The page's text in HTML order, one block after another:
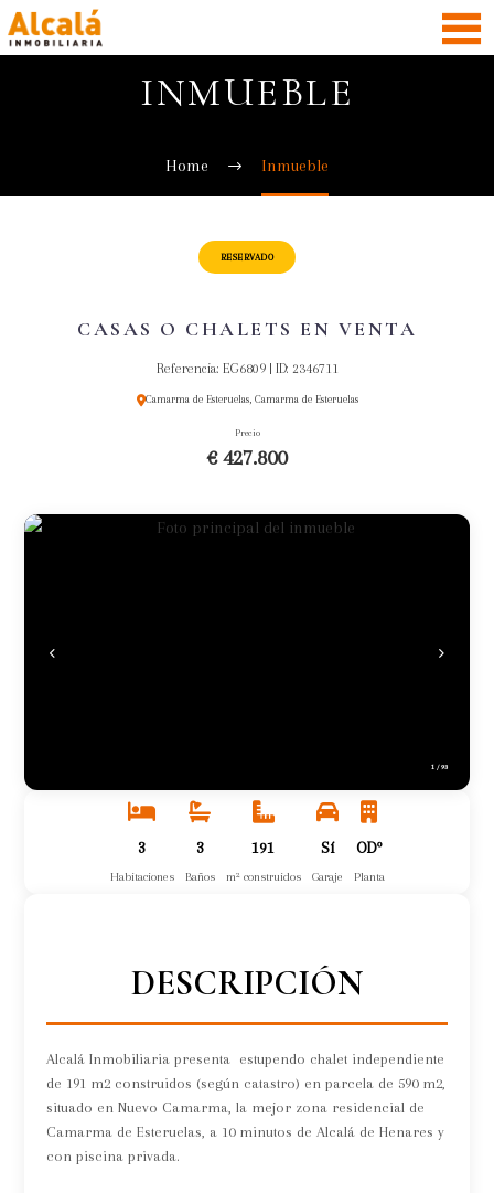
INMUEBLE
Home Inmueble
RESERVADO
CASAS O CHALETS EN VENTA
Referencia: EG6809 | ID: 2346711
Camarma de Esteruelas, Camarma de Esteruelas
Precio
€ 427.800
1/93
3
Habitaciones
3
Baños
191
m² construidos
Sí
Garaje
ODº
Planta
DESCRIPCIÓN
Alcalá Inmobiliaria presenta estupendo chalet independiente
de 191 m2 construidos (según catastro) en parcela de 590 m2,
situado en Nuevo Camarma, la mejor zona residencial de
Camarma de Esteruelas, a 10 minutos de Alcalá de Henares y
con piscina privada.